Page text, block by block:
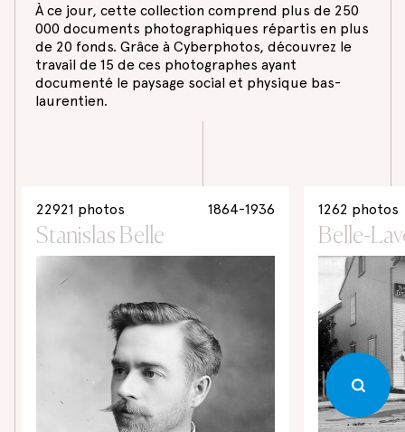
À ce jour, cette collection comprend plus de 250
000 documents photographiques répartis en plus
de 20 fonds. Grâce à Cyberphotos, découvrez le
travail de 15 de ces photographes ayant
documenté le paysage social et physique bas-
laurentien.
Stanislas Belle
22921 photos 1864-1936
Belle-
1262 photos